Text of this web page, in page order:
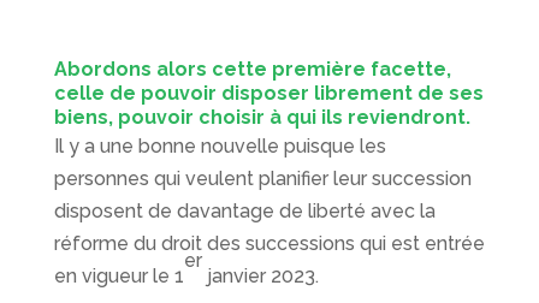
Abordons alors cette première facette,
celle de pouvoir disposer librement de ses
biens, pouvoir choisir à qui ils reviendront.
Il y a une bonne nouvelle puisque les
personnes qui veulent planifier leur succession
disposent de davantage de liberté avec la
réforme du droit des successions qui est entrée
en vigueur le 1
er
janvier 2023.